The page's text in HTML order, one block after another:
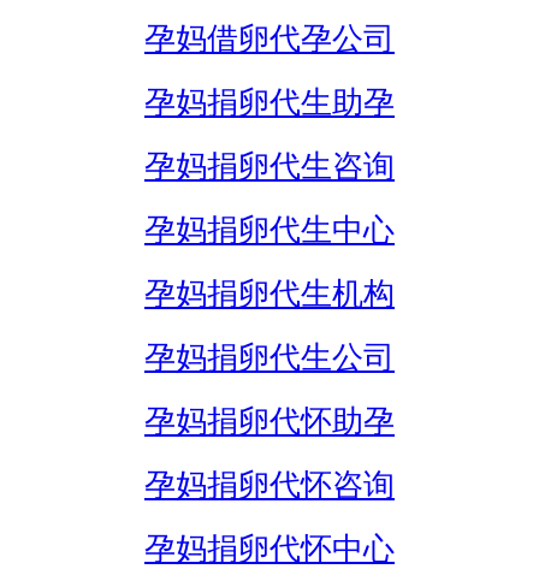
孕妈借卵代孕公司
孕妈捐卵代生助孕
孕妈捐卵代生咨询
孕妈捐卵代生中心
孕妈捐卵代生机构
孕妈捐卵代生公司
孕妈捐卵代怀助孕
孕妈捐卵代怀咨询
孕妈捐卵代怀中心